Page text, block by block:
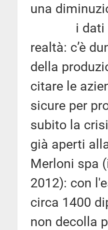
una
i dati e le
realtà: c’è
della
citare le
sicure per
subito la
già aperti
Merloni spa
2012): con
circa 1400
non decolla